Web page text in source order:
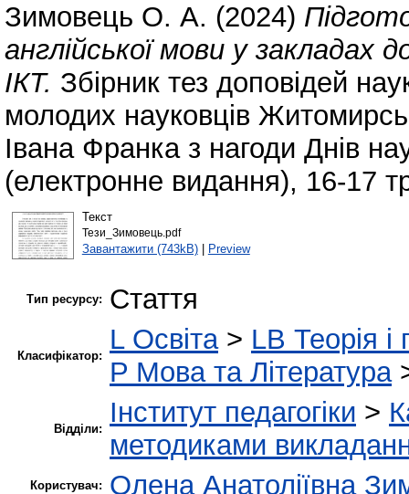
Зимовець О. А. (2024)
англійської мови у закладах
ІКТ. Збірник тез доповідей
молодих науковців
Івана Франка з нагоди Днів
(електронне видання), 16-17
Текст
Тези_Зимовець.pdf
Завантажити (743kB)| Preview
Тип ресурсу: Стаття
Класифікатор:
L Освіта> LB Теорія і
P Мова та Література
Відділи:
Інститут педагогіки >
методиками
Користувач: Олена Анатоліївна